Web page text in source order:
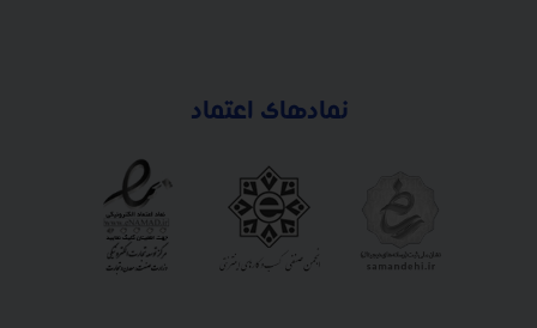
نمادهای اعتماد